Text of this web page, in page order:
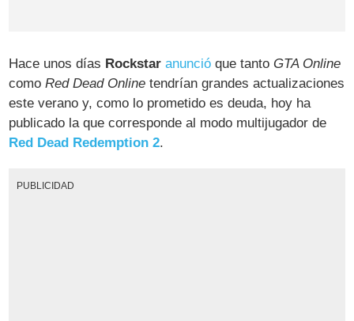
Hace unos días Rockstar anunció que tantoGTA Online
comoRed Dead Online tendrían grandes actualizaciones
este verano y, como lo prometido es deuda, hoy ha
publicado la que corresponde al modo multijugador de
Red Dead Redemption 2.
PUBLICIDAD